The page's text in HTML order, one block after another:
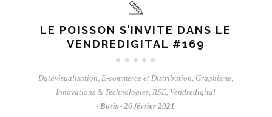
LE POISSON S’INVITE DANS LE
VENDREDIGITAL #169
Datavisualisation,E-commerce et Distribution,Graphisme,
Innovations & Technologies,RSE, Vendredigital
- Boris - 26 février 2021